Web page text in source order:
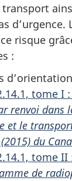
d’urgence.
risque
:
tome I
renvoi dans
et le
du
tome II
de